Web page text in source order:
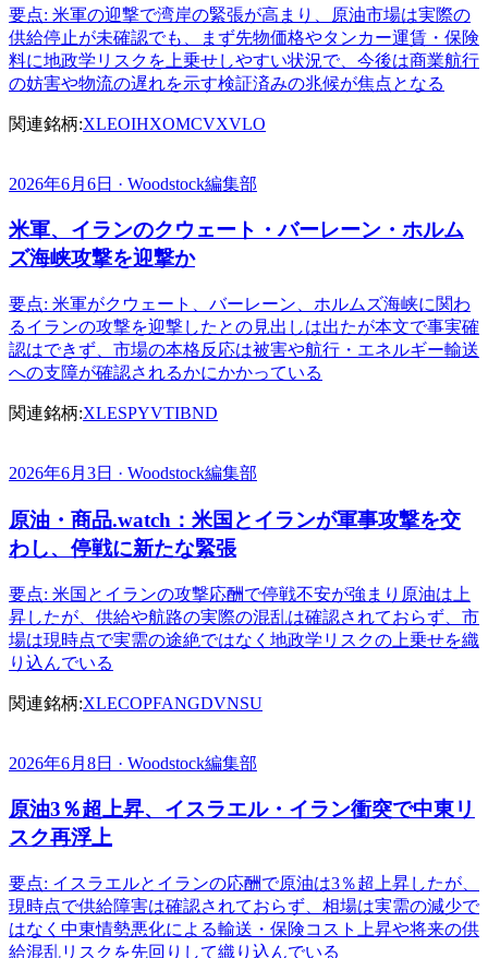
要点: 米軍の迎撃で湾岸の緊張が高まり、原油市場は実際の
供給停止が未確認でも、まず先物価格やタンカー運賃・保険
料に地政学リスクを上乗せしやすい状況で、今後は商業航行
の妨害や物流の遅れを示す検証済みの兆候が焦点となる
関連銘柄:XLEOIHXOMCVXVLO
2026年6月6日 · Woodstock編集部
米軍、イランのクウェート・バーレーン・ホルム
ズ海峡攻撃を迎撃か
要点: 米軍がクウェート、バーレーン、ホルムズ海峡に関わ
るイランの攻撃を迎撃したとの見出しは出たが本文で事実確
認はできず、市場の本格反応は被害や航行・エネルギー輸送
への支障が確認されるかにかかっている
関連銘柄:XLESPYVTIBND
2026年6月3日 · Woodstock編集部
原油・商品.watch：米国とイランが軍事攻撃を交
わし、停戦に新たな緊張
要点: 米国とイランの攻撃応酬で停戦不安が強まり原油は上
昇したが、供給や航路の実際の混乱は確認されておらず、市
場は現時点で実需の途絶ではなく地政学リスクの上乗せを織
り込んでいる
関連銘柄:XLECOPFANGDVNSU
2026年6月8日 · Woodstock編集部
原油3％超上昇、イスラエル・イラン衝突で中東リ
スク再浮上
要点: イスラエルとイランの応酬で原油は3％超上昇したが、
現時点で供給障害は確認されておらず、相場は実需の減少で
はなく中東情勢悪化による輸送・保険コスト上昇や将来の供
給混乱リスクを先回りして織り込んでいる